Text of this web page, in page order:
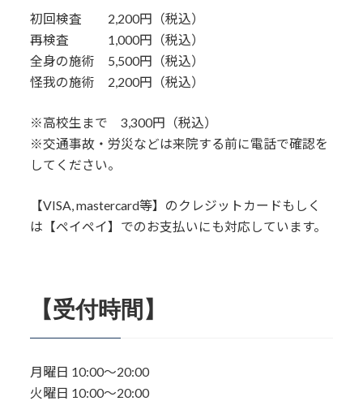
初回検査 2,200円（税込）
再検査 1,000円（税込）
全身の施術 5,500円（税込）
怪我の施術 2,200円（税込）
※高校生まで 3,300円（税込）
※交通事故・労災などは来院する前に電話で確認を
してください。
【VISA, mastercard等】のクレジットカードもしく
は【ペイペイ】でのお支払いにも対応しています。
【受付時間】
月曜日 10:00〜20:00
火曜日 10:00〜20:00